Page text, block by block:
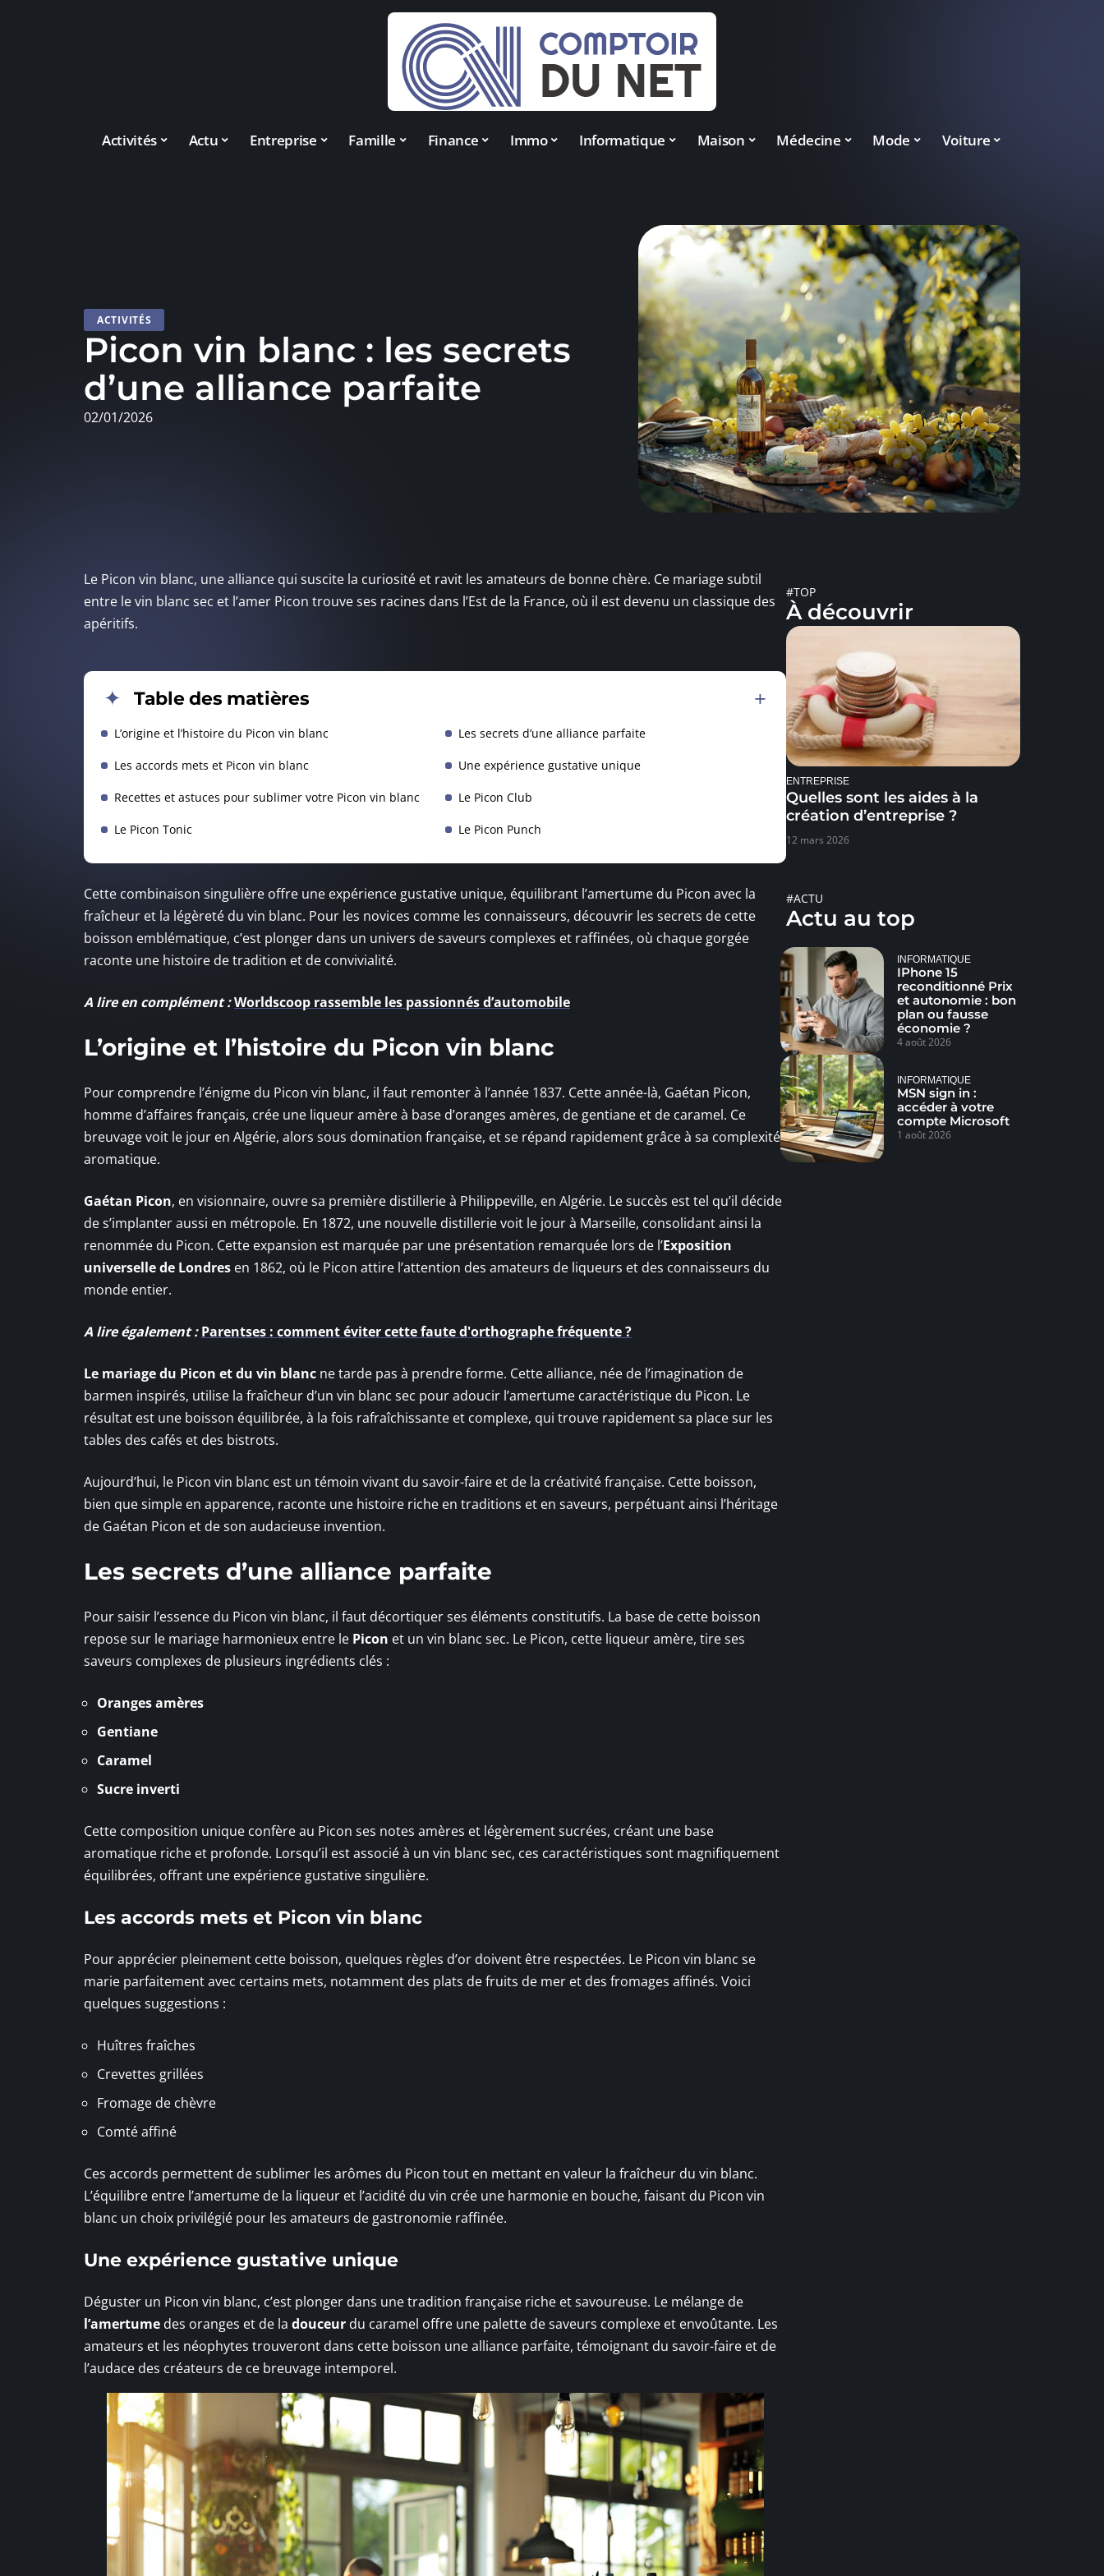
Activités Actu Entreprise Famille Finance Immo Informatique Maison Médecine Mode Voiture
ACTIVITÉS
Picon vin blanc : les secrets
d’une alliance parfaite
02/01/2026
Le Picon vin blanc, une alliance qui suscite la curiosité et ravit les amateurs de bonne chère. Ce mariage subtil
entre le vin blanc sec et l’amer Picon trouve ses racines dans l’Est de la France, où il est devenu un classique des
apéritifs.
Table des matières
L’origine et l’histoire du Picon vin blanc Les secrets d’une alliance parfaite
Les accords mets et Picon vin blanc Une expérience gustative unique
Recettes et astuces pour sublimer votre Picon vin blanc Le Picon Club
Le Picon Tonic Le Picon Punch
Cette combinaison singulière offre une expérience gustative unique, équilibrant l’amertume du Picon avec la
fraîcheur et la légèreté du vin blanc. Pour les novices comme les connaisseurs, découvrir les secrets de cette
boisson emblématique, c’est plonger dans un univers de saveurs complexes et raffinées, où chaque gorgée
raconte une histoire de tradition et de convivialité.
A lire en complément :Worldscoop rassemble les passionnés d’automobile
L’origine et l’histoire du Picon vin blanc
Pour comprendre l’énigme du Picon vin blanc, il faut remonter à l’année 1837. Cette année-là, Gaétan Picon,
homme d’affaires français, crée une liqueur amère à base d’oranges amères, de gentiane et de caramel. Ce
breuvage voit le jour en Algérie, alors sous domination française, et se répand rapidement grâce à sa complexité
aromatique.
Gaétan Picon, en visionnaire, ouvre sa première distillerie à Philippeville, en Algérie. Le succès est tel qu’il décide
de s’implanter aussi en métropole. En 1872, une nouvelle distillerie voit le jour à Marseille, consolidant ainsi la
renommée du Picon. Cette expansion est marquée par une présentation remarquée lors de l’Exposition
universelle de Londres en 1862, où le Picon attire l’attention des amateurs de liqueurs et des connaisseurs du
monde entier.
A lire également : Parentses : comment éviter cette faute d'orthographe fréquente ?
Le mariage du Picon et du vin blanc ne tarde pas à prendre forme. Cette alliance, née de l’imagination de
barmen inspirés, utilise la fraîcheur d’un vin blanc sec pour adoucir l’amertume caractéristique du Picon. Le
résultat est une boisson équilibrée, à la fois rafraîchissante et complexe, qui trouve rapidement sa place sur les
tables des cafés et des bistrots.
Aujourd’hui, le Picon vin blanc est un témoin vivant du savoir-faire et de la créativité française. Cette boisson,
bien que simple en apparence, raconte une histoire riche en traditions et en saveurs, perpétuant ainsi l’héritage
de Gaétan Picon et de son audacieuse invention.
Les secrets d’une alliance parfaite
Pour saisir l’essence du Picon vin blanc, il faut décortiquer ses éléments constitutifs. La base de cette boisson
repose sur le mariage harmonieux entre le Picon et un vin blanc sec. Le Picon, cette liqueur amère, tire ses
saveurs complexes de plusieurs ingrédients clés :
Oranges amères
Gentiane
Caramel
Sucre inverti
Cette composition unique confère au Picon ses notes amères et légèrement sucrées, créant une base
aromatique riche et profonde. Lorsqu’il est associé à un vin blanc sec, ces caractéristiques sont magnifiquement
équilibrées, offrant une expérience gustative singulière.
Les accords mets et Picon vin blanc
Pour apprécier pleinement cette boisson, quelques règles d’or doivent être respectées. Le Picon vin blanc se
marie parfaitement avec certains mets, notamment des plats de fruits de mer et des fromages affinés. Voici
quelques suggestions :
Huîtres fraîches
Crevettes grillées
Fromage de chèvre
Comté affiné
Ces accords permettent de sublimer les arômes du Picon tout en mettant en valeur la fraîcheur du vin blanc.
L’équilibre entre l’amertume de la liqueur et l’acidité du vin crée une harmonie en bouche, faisant du Picon vin
blanc un choix privilégié pour les amateurs de gastronomie raffinée.
Une expérience gustative unique
Déguster un Picon vin blanc, c’est plonger dans une tradition française riche et savoureuse. Le mélange de
l’amertume des oranges et de la douceur du caramel offre une palette de saveurs complexe et envoûtante. Les
amateurs et les néophytes trouveront dans cette boisson une alliance parfaite, témoignant du savoir-faire et de
l’audace des créateurs de ce breuvage intemporel.
#TOP
À découvrir
ENTREPRISE
Quelles sont les aides à la
création d’entreprise ?
12 mars 2026
#ACTU
Actu au top
INFORMATIQUE
IPhone 15
reconditionné Prix
et autonomie : bon
plan ou fausse
économie ?
4 août 2026
INFORMATIQUE
MSN sign in :
accéder à votre
compte Microsoft
1 août 2026